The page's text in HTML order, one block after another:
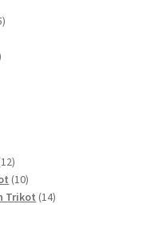
5
1212
Produkte
1010
Produkte
Trikot 1414